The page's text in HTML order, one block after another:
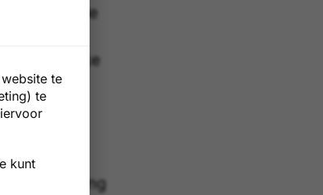
van de
te
een leuke
voor jong
te
te
kunt